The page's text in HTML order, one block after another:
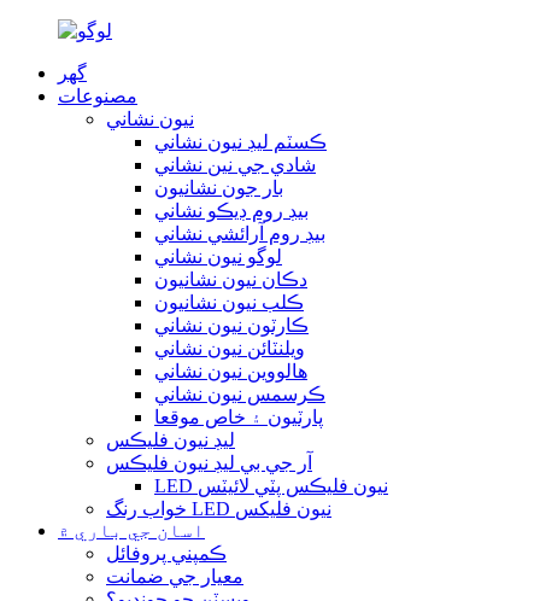
گهر
مصنوعات
نيون نشاني
ڪسٽم ليڊ نيون نشاني
شادي جي نين نشاني
بار جون نشانيون
بيڊ روم ڊيڪو نشاني
بيڊ روم آرائشي نشاني
لوگو نيون نشاني
دڪان نيون نشانيون
ڪلب نيون نشانيون
ڪارٽون نيون نشاني
ويلنٽائن نيون نشاني
هالووین نيون نشاني
ڪرسمس نيون نشاني
پارٽيون ۽ خاص موقعا
ليڊ نيون فليڪس
آر جي بي ليڊ نيون فليڪس
LED نيون فليڪس پٽي لائيٽس
خواب رنگ LED نيون فلیکس
اسان جي باري ۾
ڪمپني پروفائل
معيار جي ضمانت